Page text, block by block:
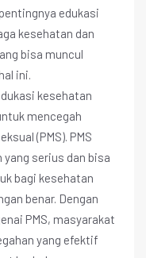
edukasi
kesehatan dan
bisa muncul
ini.
kesehatan
mencegah
(PMS). PMS
serius dan bisa
bagi kesehatan
benar. Dengan
PMS, masyarakat
yang efektif